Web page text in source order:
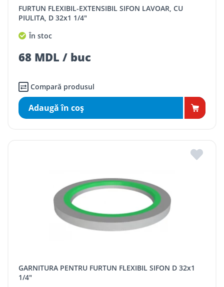
FURTUN FLEXIBIL-EXTENSIBIL SIFON LAVOAR, CU
PIULITA, D 32x1 1/4"
În stoc
68 MDL / buc
Compară produsul
Adaugă în coş
GARNITURA PENTRU FURTUN FLEXIBIL SIFON D 32x1
1/4"